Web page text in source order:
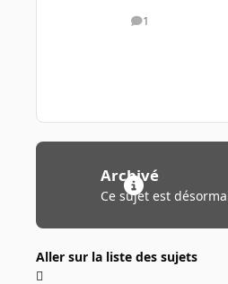
1
messages
Archivé
Ce sujet est
Aller sur la liste des sujets